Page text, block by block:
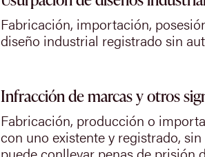
Fabricación, importación,
diseño industrial registrado sin
Infracción de marcas y otros
Fabricación, producción o
con uno existente y registrado,
puede conllevar penas de prisión